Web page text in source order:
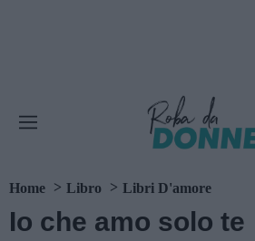
Home Libro Libri D'amore
Io che amo solo te